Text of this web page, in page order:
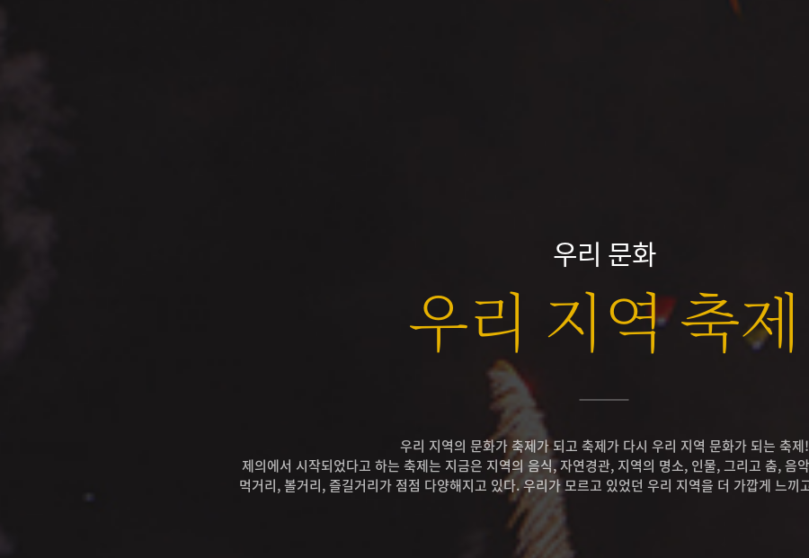
우리 문화
우리 지역 축제
우리 지역의 문화가 축제가 되고 축제가 다시 우리 지역 문화가 되는 축제!
제의에서 시작되었다고 하는 축제는 지금은 지역의 음식, 자연경관, 지역의 명소, 인물, 그리고 춤, 음
먹거리, 볼거리, 즐길거리가 점점 다양해지고 있다. 우리가 모르고 있었던 우리 지역을 더 가깝게 느끼